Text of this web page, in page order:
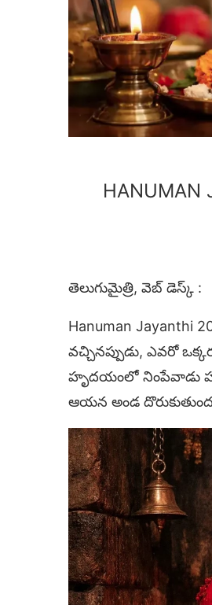
తెలుగుమైత్రి, వెబ్ డెస్క్ :
Hanuman
వచ్చినప్పుడు, ఎవరో
హృదయంలో నింపేవాడు
ఆయన అండ